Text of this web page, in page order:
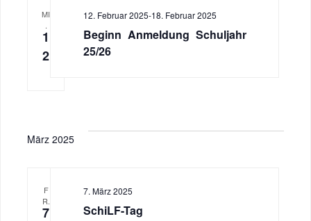
MI
1
2
Beginn Anmeldung Schuljahr
25/26
12. Februar 2025-18. Februar 2025
März 2025
F
R.
7 SchiLF-Tag
7. März 2025